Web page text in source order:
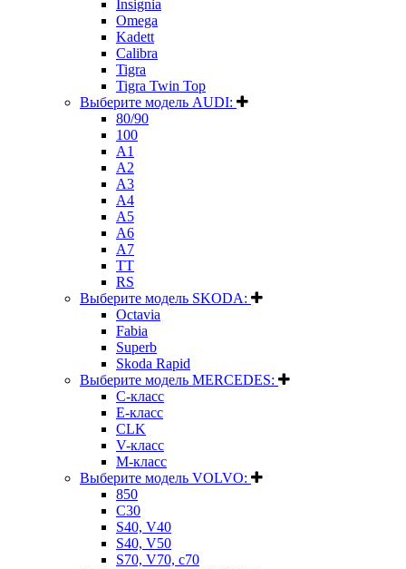
Insignia
Omega
Kadett
Calibra
Tigra
Tigra Twin Top
Выберите модель AUDI:
80/90
100
A1
A2
A3
A4
A5
A6
A7
TT
RS
Выберите модель SKODA:
Octavia
Fabia
Superb
Skoda Rapid
Выберите модель MERCEDES:
C-класс
E-класс
CLK
V-класс
M-класс
Выберите модель VOLVO:
850
C30
S40, V40
S40, V50
S70, V70, c70